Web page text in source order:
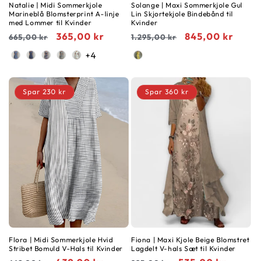
Natalie | Midi Sommerkjole
Marineblå Blomsterprint A-linje
med Lommer til Kvinder
Normalpris
665,00 kr Udsalgspris
365,00 kr
Farve +4
Solange | Maxi Sommerkjole Gul
Lin Skjortekjole Bindebånd til
Kvinder
Normalpris
1.295,00 kr Udsalgspris
845,00 kr
Farve
Spar 230 kr
Flora | Midi Sommerkjole Hvid
Stribet Bomuld V-Hals til Kvinder
Spar 360 kr
Fiona | Maxi Kjole Beige Blomstret
Lagdelt V-hals Sæt til Kvinder